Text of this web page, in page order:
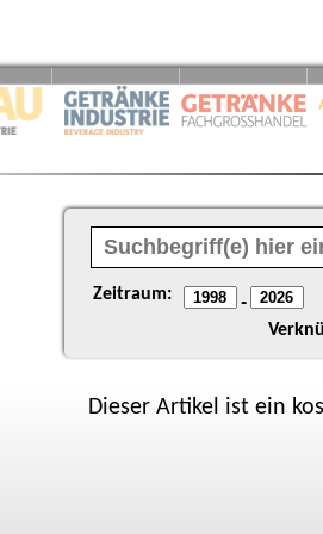
Zeitraum: -
Dieser Artikel ist ein